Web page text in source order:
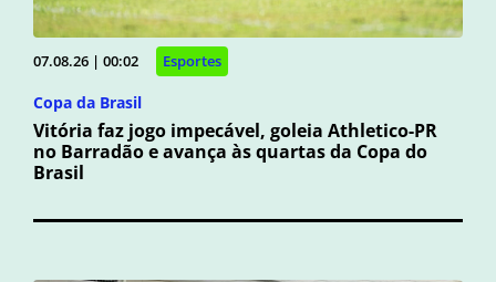
07.08.26 | 00:02 Esportes
Copa da Brasil
Vitória faz jogo impecável, goleia Athletico-PR
no Barradão e avança às quartas da Copa do
Brasil